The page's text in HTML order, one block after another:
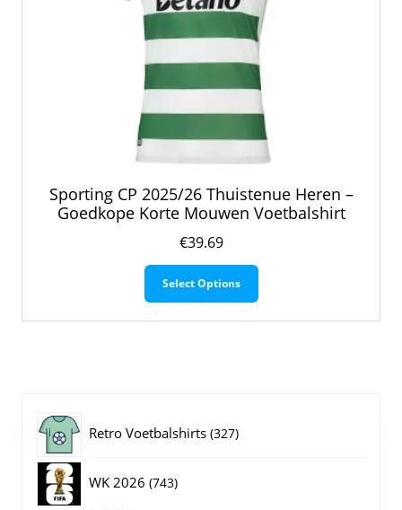
Sporting CP 2025/26 Thuistenue Heren –
Goedkope Korte Mouwen Voetbalshirt
€39.69
Select Options
Dit
Retro Voetbalshirts 327327
WK 2026 743743